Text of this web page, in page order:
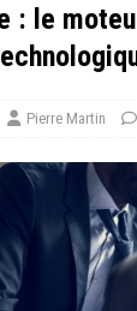
: le
Pierre Martin